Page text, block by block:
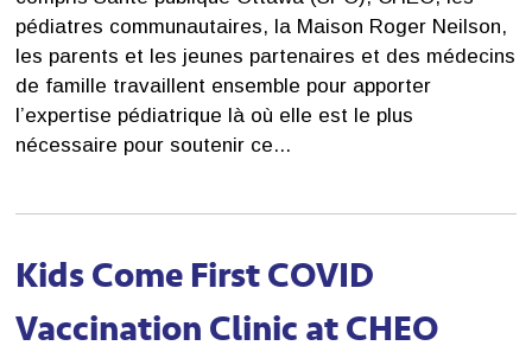
pédiatres communautaires, la Maison Roger Neilson,
les parents et les jeunes partenaires et des médecins
de famille travaillent ensemble pour apporter
l’expertise pédiatrique là où elle est le plus
nécessaire pour soutenir ce...
Kids Come First COVID
Vaccination Clinic at CHEO